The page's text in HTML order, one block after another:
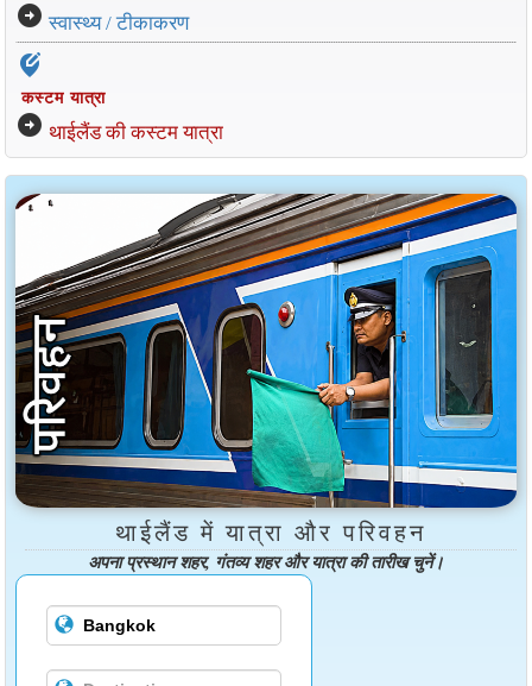
arrow_circle_right स्वास्थ्य / टीकाकरण
edit_location_alt
कस्टम यात्रा
arrow_circle_right थाईलैंड की कस्टम यात्रा
थाईलैंड में यात्रा और परिवहन
अपना प्रस्थान शहर, गंतव्य शहर और यात्रा की तारीख चुनें।